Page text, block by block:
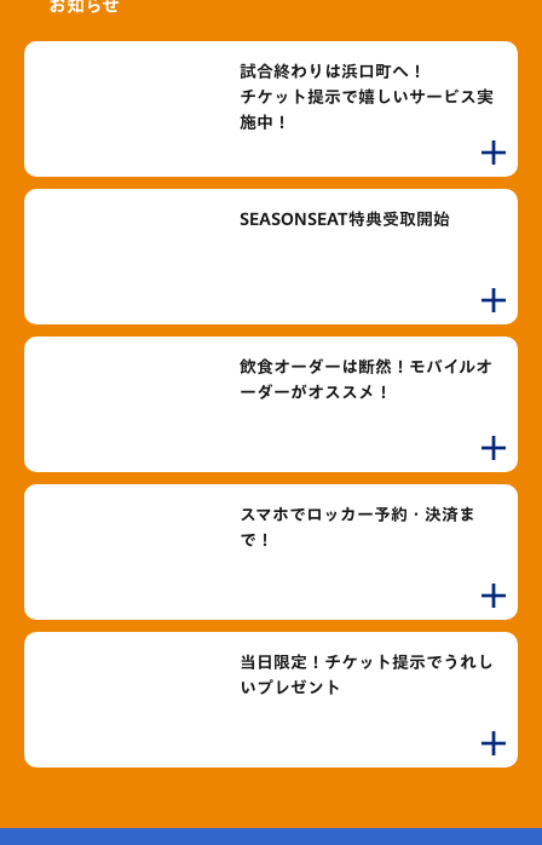
お知らせ
試合終わりは浜口町へ！
チケット提示で嬉しいサービス実
施中！
SEASONSEAT特典受取開始
飲食オーダーは断然！モバイルオ
ーダーがオススメ！
スマホでロッカー予約・決済ま
で！
当日限定！チケット提示でうれし
いプレゼント